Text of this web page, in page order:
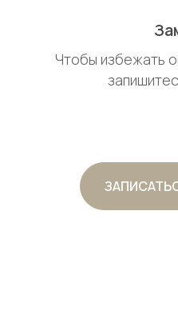
Чтобы избежать